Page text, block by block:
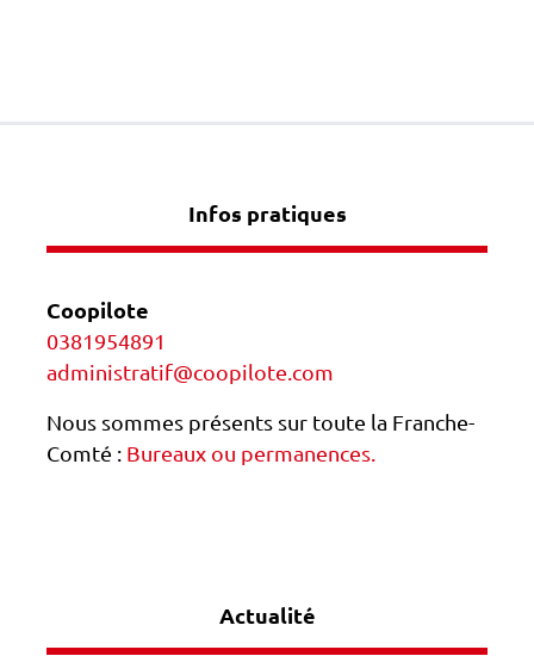
Infos pratiques
Coopilote
0381954891
administratif@coopilote.com
Nous sommes présents sur toute la Franche-
Comté : Bureaux ou permanences.
Actualité